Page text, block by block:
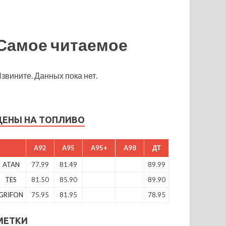
читаемое
Данных пока нет.
НА ТОПЛИВО
A92 A95 A95+ A98 ДТ
ATAN 77.99 81.49
89.99
TES
81.50 85.90
89.90
75.95 81.95 78.95